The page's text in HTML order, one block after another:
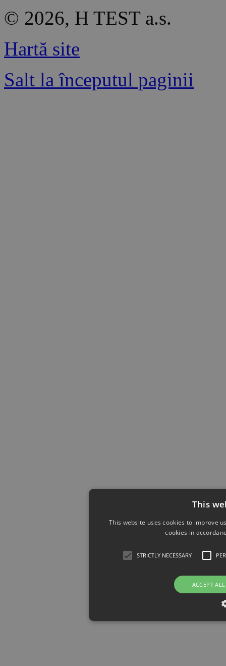
© 2026, H TEST a.s.
Hartă site
Salt la începutul paginii
This
This website uses cookies to improve
cookies in
STRICTLY NECESSARY
ACCEPT ALL